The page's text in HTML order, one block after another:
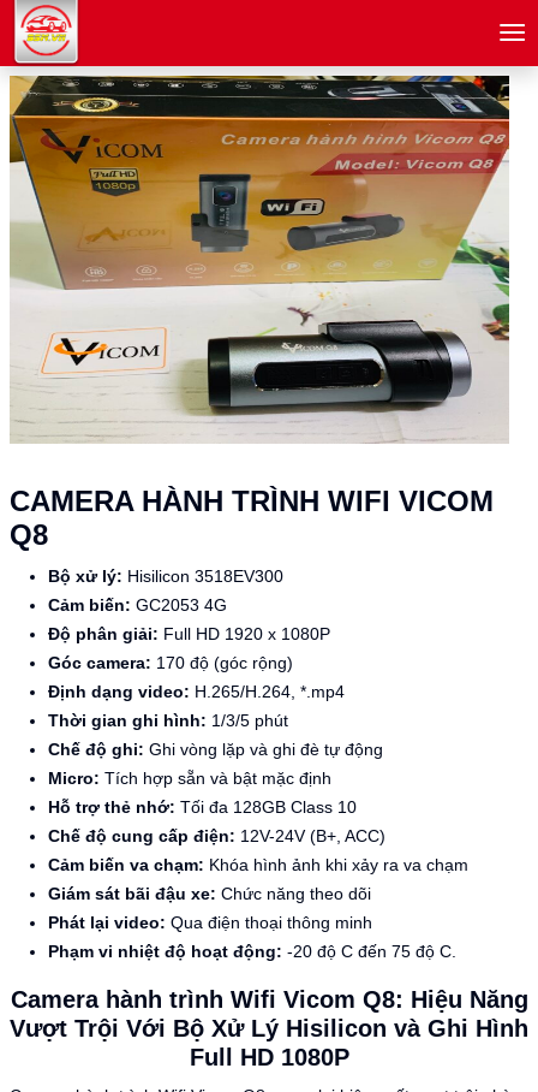
menu
CAMERA HÀNH TRÌNH WIFI VICOM
Q8
Bộ xử lý: Hisilicon 3518EV300
Cảm biến: GC2053 4G
Độ phân giải: Full HD 1920 x 1080P
Góc camera: 170 độ (góc rộng)
Định dạng video: H.265/H.264, *.mp4
Thời gian ghi hình: 1/3/5 phút
Chế độ ghi: Ghi vòng lặp và ghi đè tự động
Micro: Tích hợp sẵn và bật mặc định
Hỗ trợ thẻ nhớ: Tối đa 128GB Class 10
Chế độ cung cấp điện: 12V-24V (B+, ACC)
Cảm biến va chạm: Khóa hình ảnh khi xảy ra va chạm
Giám sát bãi đậu xe: Chức năng theo dõi
Phát lại video: Qua điện thoại thông minh
Phạm vi nhiệt độ hoạt động: -20 độ C đến 75 độ C.
Camera hành trình Wifi Vicom Q8: Hiệu Năng
Vượt Trội Với Bộ Xử Lý Hisilicon và Ghi Hình
Full HD 1080P